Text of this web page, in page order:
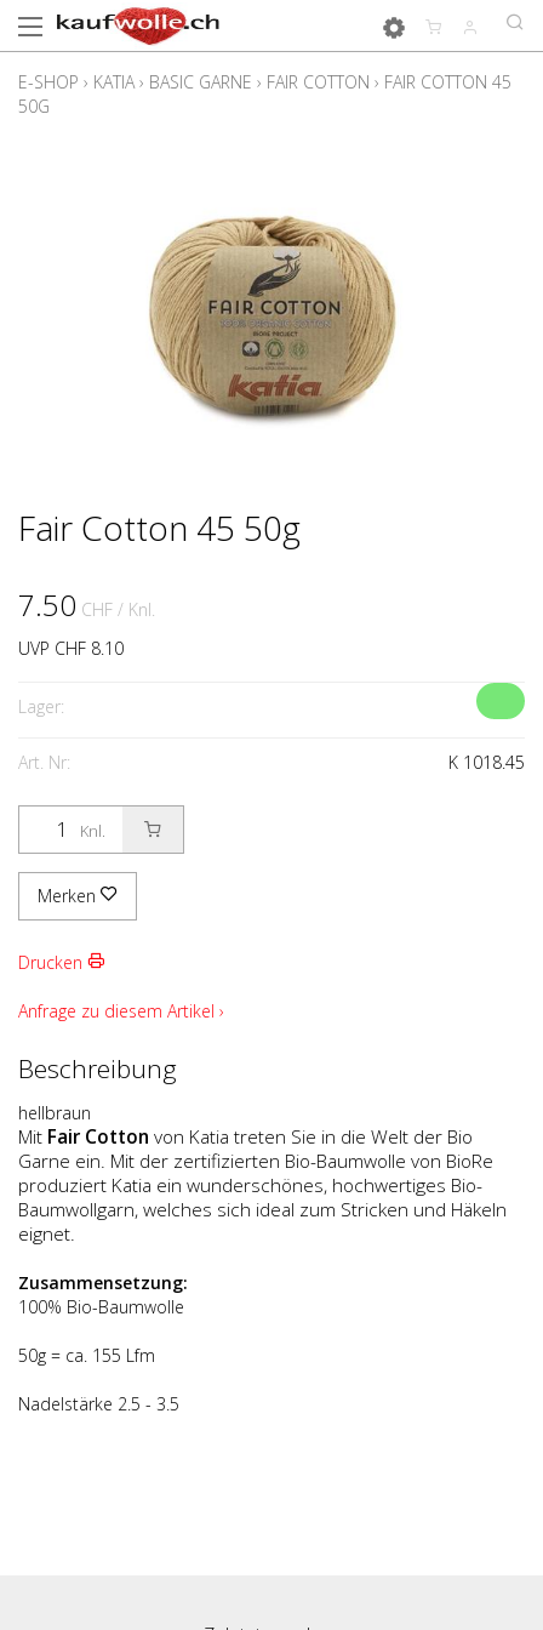
E-SHOP › KATIA › BASIC GARNE › FAIR COTTON › FAIR COTTON 45
50G
Fair Cotton 45 50g
7.50 CHF / Knl.
UVP CHF 8.10
Lager:
Art. Nr: K 1018.45
Knl.
Merken
Drucken
Anfrage zu diesem Artikel ›
Beschreibung
hellbraun
Mit Fair Cotton von Katia treten Sie in die Welt der Bio
Garne ein. Mit der zertifizierten Bio-Baumwolle von BioRe
produziert Katia ein wunderschönes, hochwertiges Bio-
Baumwollgarn, welches sich ideal zum Stricken und Häkeln
eignet.
Zusammensetzung:
100% Bio-Baumwolle
50g = ca. 155 Lfm
Nadelstärke 2.5 - 3.5